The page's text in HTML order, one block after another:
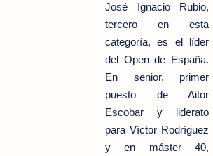
José Ignacio Rubio,
tercero en esta
categoría, es el líder
del Open de España.
En senior, primer
puesto de Aitor
Escobar y liderato
para Víctor Rodríguez
y en máster 40,